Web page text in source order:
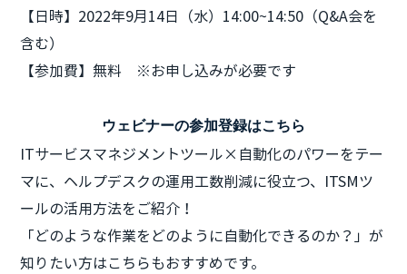
【日時】2022年9月14日（水）14:00~14:50（Q&A会を
含む）
【参加費】無料 ※お申し込みが必要です
ウェビナーの参加登録はこちら
ITサービスマネジメントツール×自動化のパワーをテー
マに、ヘルプデスクの運用工数削減に役立つ、ITSMツ
ールの活用方法をご紹介！
「どのような作業をどのように自動化できるのか？」が
知りたい方はこちらもおすすめです。